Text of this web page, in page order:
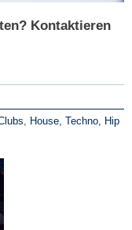
Kontaktieren
, House, Techno, Hip